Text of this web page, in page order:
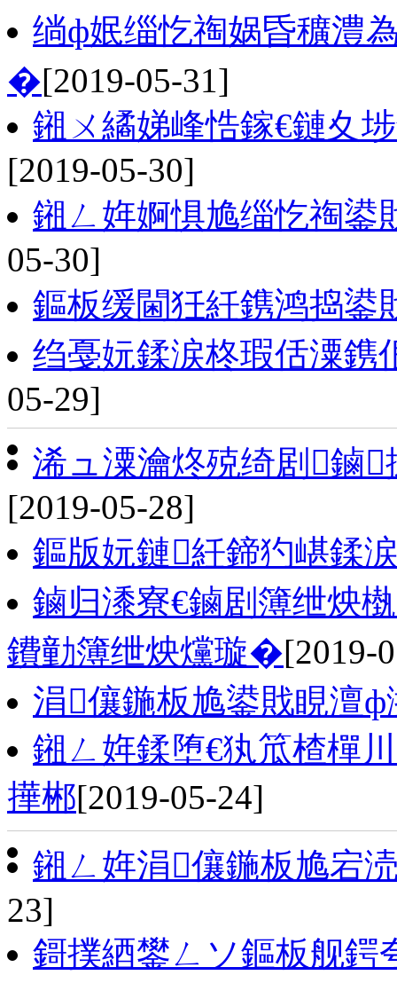
绱ф姄缁忔祹娲昏穬澧
�[2019-05-31]
鎺ㄨ繘娣峰悎鎵€鏈夊
[2019-05-30]
鎺ㄥ姩婀惧尯缁忔祹鍙
05-30]
鏂板缓閫狅紝鎸鸿捣
绉戞妧鍒涙柊瑕佸潥
05-29]
浠ュ潥瀹炵殑绮剧鏀
[2019-05-28]
鏂版妧鏈紝鍗犳嵁鍒
鏀归潻寮€鏀剧簿绁炴
鐨勭簿绁炴爣璇�[2019-
涓儴鍦板尯鍙戝睍澶ф
鎺ㄥ姩鍒堕€犱笟楂樿
撶郴[2019-05-24]
鎺ㄥ姩涓儴鍦板尯宕
23]
鎶撲綇鐢ㄥソ鏂板舰鍔